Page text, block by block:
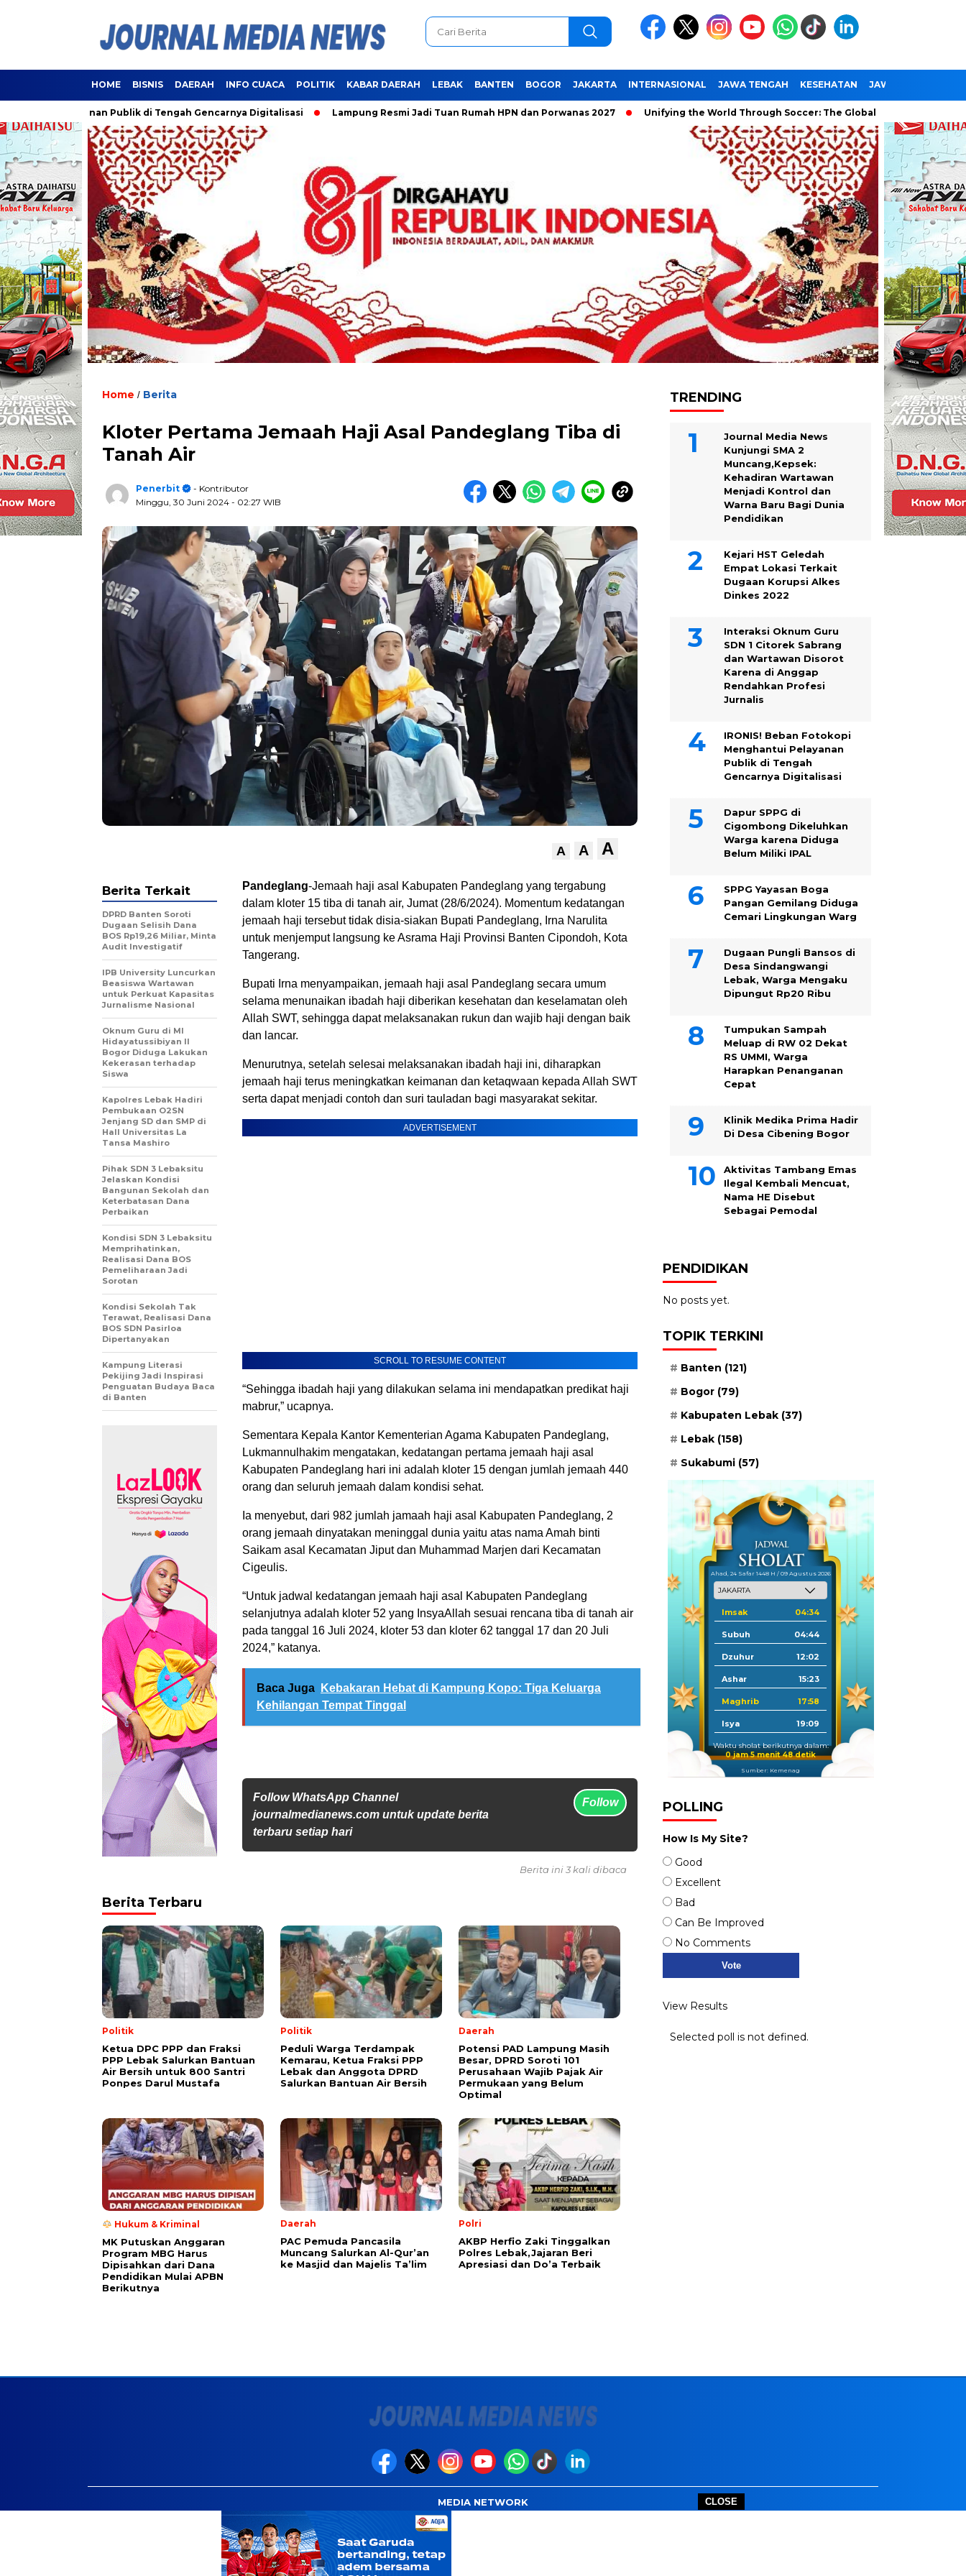
CLOSE
HOME BISNIS DAERAH INFO CUACA POLITIK KABAR DAERAH LEBAK BANTEN BOGOR JAKARTA INTERNASIONAL JAWA TENGAH KESEHATAN JAWA TIMUR
Pelayanan Publik di Tengah Gencarnya Digitalisasi Lampung Resmi Jadi Tuan Rumah HPN dan Porwanas 2027 Unifying the World Through Soccer: The Global Impact of the World Cup
Home / Berita
Kloter Pertama Jemaah Haji Asal Pandeglang Tiba di
Tanah Air
Penerbit
- Kontributor
Minggu, 30 Juni 2024 - 02:27 WIB
A A A
Pandeglang-Jemaah haji asal Kabupaten Pandeglang yang tergabung
dalam kloter 15 tiba di tanah air, Jumat (28/6/2024). Momentum kedatangan
jemaah haji tersebut tidak disia-siakan Bupati Pandeglang, Irna Narulita
untuk menjemput langsung ke Asrama Haji Provinsi Banten Cipondoh, Kota
Tangerang.
Bupati Irna menyampaikan, jemaah haji asal Pandeglang secara umum
selama menunaikan ibadah haji diberikan kesehatan dan keselamatan oleh
Allah SWT, sehingga dapat melaksanakan rukun dan wajib haji dengan baik
dan lancar.
Menurutnya, setelah selesai melaksanakan ibadah haji ini, diharapkan
jemaah haji terus meningkatkan keimanan dan ketaqwaan kepada Allah SWT
serta dapat menjadi contoh dan suri tauladan bagi masyarakat sekitar.
ADVERTISEMENT
SCROLL TO RESUME CONTENT
“Sehingga ibadah haji yang dilakukan selama ini mendapatkan predikat haji
mabrur,” ucapnya.
Sementara Kepala Kantor Kementerian Agama Kabupaten Pandeglang,
Lukmannulhakim mengatakan, kedatangan pertama jemaah haji asal
Kabupaten Pandeglang hari ini adalah kloter 15 dengan jumlah jemaah 440
orang dan seluruh jemaah dalam kondisi sehat.
Ia menyebut, dari 982 jumlah jamaah haji asal Kabupaten Pandeglang, 2
orang jemaah dinyatakan meninggal dunia yaitu atas nama Amah binti
Saikam asal Kecamatan Jiput dan Muhammad Marjen dari Kecamatan
Cigeulis.
“Untuk jadwal kedatangan jemaah haji asal Kabupaten Pandeglang
selanjutnya adalah kloter 52 yang InsyaAllah sesuai rencana tiba di tanah air
pada tanggal 16 Juli 2024, kloter 53 dan kloter 62 tanggal 17 dan 20 Juli
2024,” katanya.
Baca Juga
Kebakaran Hebat di Kampung Kopo: Tiga Keluarga
Kehilangan Tempat Tinggal
Follow WhatsApp Channel
journalmedianews.com untuk update berita
terbaru setiap hari
Follow
Berita Terkait
DPRD Banten Soroti
Dugaan Selisih Dana
BOS Rp19,26 Miliar, Minta
Audit Investigatif
IPB University Luncurkan
Beasiswa Wartawan
untuk Perkuat Kapasitas
Jurnalisme Nasional
Oknum Guru di MI
Hidayatussibiyan II
Bogor Diduga Lakukan
Kekerasan terhadap
Siswa
Kapolres Lebak Hadiri
Pembukaan O2SN
Jenjang SD dan SMP di
Hall Universitas La
Tansa Mashiro
Pihak SDN 3 Lebaksitu
Jelaskan Kondisi
Bangunan Sekolah dan
Keterbatasan Dana
Perbaikan
Kondisi SDN 3 Lebaksitu
Memprihatinkan,
Realisasi Dana BOS
Pemeliharaan Jadi
Sorotan
Kondisi Sekolah Tak
Terawat, Realisasi Dana
BOS SDN Pasirloa
Dipertanyakan
Kampung Literasi
Pekijing Jadi Inspirasi
Penguatan Budaya Baca
di Banten
Berita ini 3 kali dibaca
Berita Terbaru
Politik
Ketua DPC PPP dan Fraksi
PPP Lebak Salurkan Bantuan
Air Bersih untuk 800 Santri
Ponpes Darul Mustafa
Politik
Peduli Warga Terdampak
Kemarau, Ketua Fraksi PPP
Lebak dan Anggota DPRD
Salurkan Bantuan Air Bersih
Daerah
Potensi PAD Lampung Masih
Besar, DPRD Soroti 101
Perusahaan Wajib Pajak Air
Permukaan yang Belum
Optimal
Hukum & Kriminal
MK Putuskan Anggaran
Program MBG Harus
Dipisahkan dari Dana
Pendidikan Mulai APBN
Berikutnya
Daerah
PAC Pemuda Pancasila
Muncang Salurkan Al-Qur’an
ke Masjid dan Majelis Ta’lim
Polri
AKBP Herfio Zaki Tinggalkan
Polres Lebak,Jajaran Beri
Apresiasi dan Do’a Terbaik
TRENDING
Journal Media News
Kunjungi SMA 2
Muncang,Kepsek:
Kehadiran Wartawan
Menjadi Kontrol dan
Warna Baru Bagi Dunia
Pendidikan
Kejari HST Geledah
Empat Lokasi Terkait
Dugaan Korupsi Alkes
Dinkes 2022
Interaksi Oknum Guru
SDN 1 Citorek Sabrang
dan Wartawan Disorot
Karena di Anggap
Rendahkan Profesi
Jurnalis
IRONIS! Beban Fotokopi
Menghantui Pelayanan
Publik di Tengah
Gencarnya Digitalisasi
Dapur SPPG di
Cigombong Dikeluhkan
Warga karena Diduga
Belum Miliki IPAL
SPPG Yayasan Boga
Pangan Gemilang Diduga
Cemari Lingkungan Warg
Dugaan Pungli Bansos di
Desa Sindangwangi
Lebak, Warga Mengaku
Dipungut Rp20 Ribu
Tumpukan Sampah
Meluap di RW 02 Dekat
RS UMMI, Warga
Harapkan Penanganan
Cepat
Klinik Medika Prima Hadir
Di Desa Cibening Bogor
Aktivitas Tambang Emas
Ilegal Kembali Mencuat,
Nama HE Disebut
Sebagai Pemodal
PENDIDIKAN
No posts yet.
TOPIK TERKINI
Banten (121)
Bogor (79)
Kabupaten Lebak (37)
Lebak (158)
Sukabumi (57)
Ahad, 24 Safar 1448 H / 09 Agustus 2026
Imsak 04:34
Subuh 04:44
Dzuhur 12:02
Ashar 15:23
Maghrib 17:58
Isya 19:09
Waktu sholat berikutnya dalam:
0 jam 5 menit 47 detik
Sumber: Kemenag
POLLING
How Is My Site?
Good
Excellent
Bad
Can Be Improved
No Comments
View Results
Selected poll is not defined.
MEDIA NETWORK
Facebook.com
Instagram.com Whatsapp.com
INDEKS